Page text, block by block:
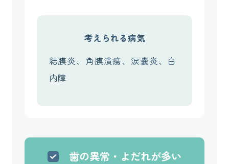
考えられる病気
結膜炎、角膜潰瘍、涙嚢炎、白
内障
歯の異常・よだれが多い